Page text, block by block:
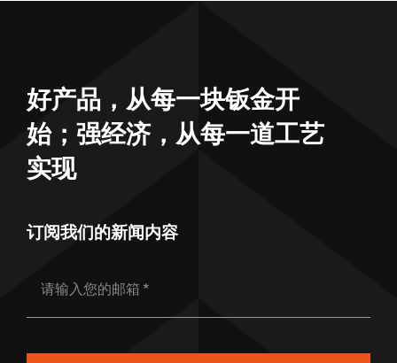
好产品，从每一块钣金开
始；强经济，从每一道工艺
实现
订阅我们的新闻内容